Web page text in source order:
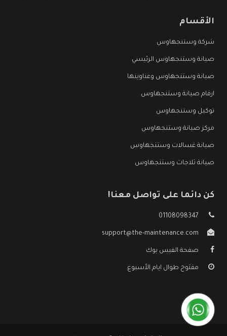
الأقسام
شركة وستنجهاوس
صيانة وستنجهاوس الرئيسي
صيانة وستنجهاوس وعناوينها
ارقام صيانة وستنجهاوس
توكيل وستنجهاوس
مركز صيانة وستنجهاوس
صيانة غسالات وستنجهاوس
صيانة ثلاجات وستنجهاوس
كن دائما على تواصل معنا!
01108098347
support@the-maintenance.com
صفحة الفيس بوك
مفتوح طوال ايام الأسبوع